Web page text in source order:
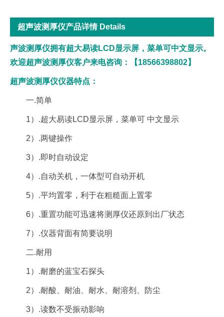
超声波测厚仪产品详情 Details
声波测厚仪拥有超大易读LCD显示屏，菜单可中文显示。
欢迎超声波测厚仪客户来电咨询：【18566398802】
超声波测厚仪仪器特点：
一.简单
1）.超大易读LCD显示屏，菜单可 中文显示
2）.两键操作
3）.即时自动设定
4）.自动关机，一体型可自动开机
5）.平均置零，利于在粗糙面上置零
6）.重置功能可迅速将测厚仪还原到出厂状态
7）.仪器背面有简要说明
二.耐用
1）.耐磨的蓝宝石探头
2）.耐酸、耐油、耐水、耐溶剂、防尘
3）.读数不受振动影响